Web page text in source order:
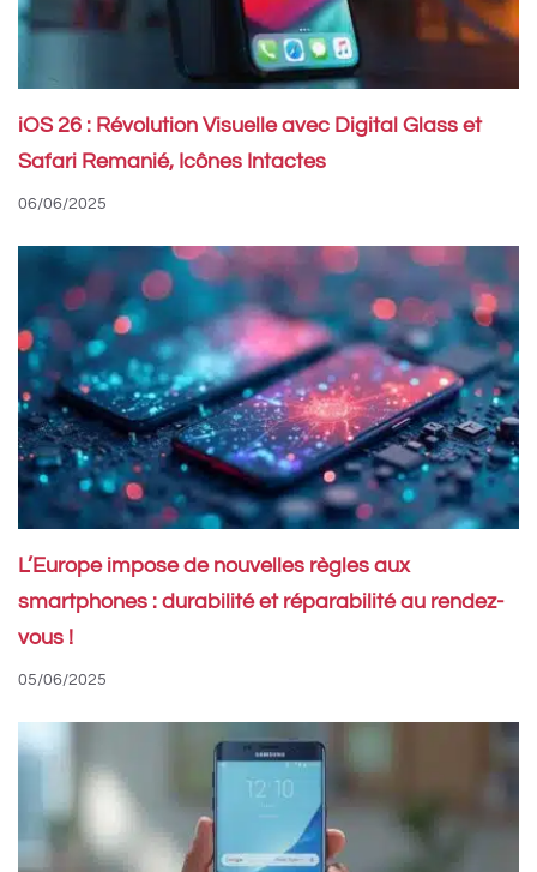
iOS 26 : Révolution Visuelle avec Digital Glass et
Safari Remanié, Icônes Intactes
06/06/2025
L’Europe impose de nouvelles règles aux
smartphones : durabilité et réparabilité au rendez-
vous !
05/06/2025